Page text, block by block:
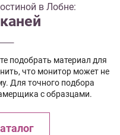
в Лобне:
подобрать материал для
что монитор может не
Для точного подбора
с образцами.